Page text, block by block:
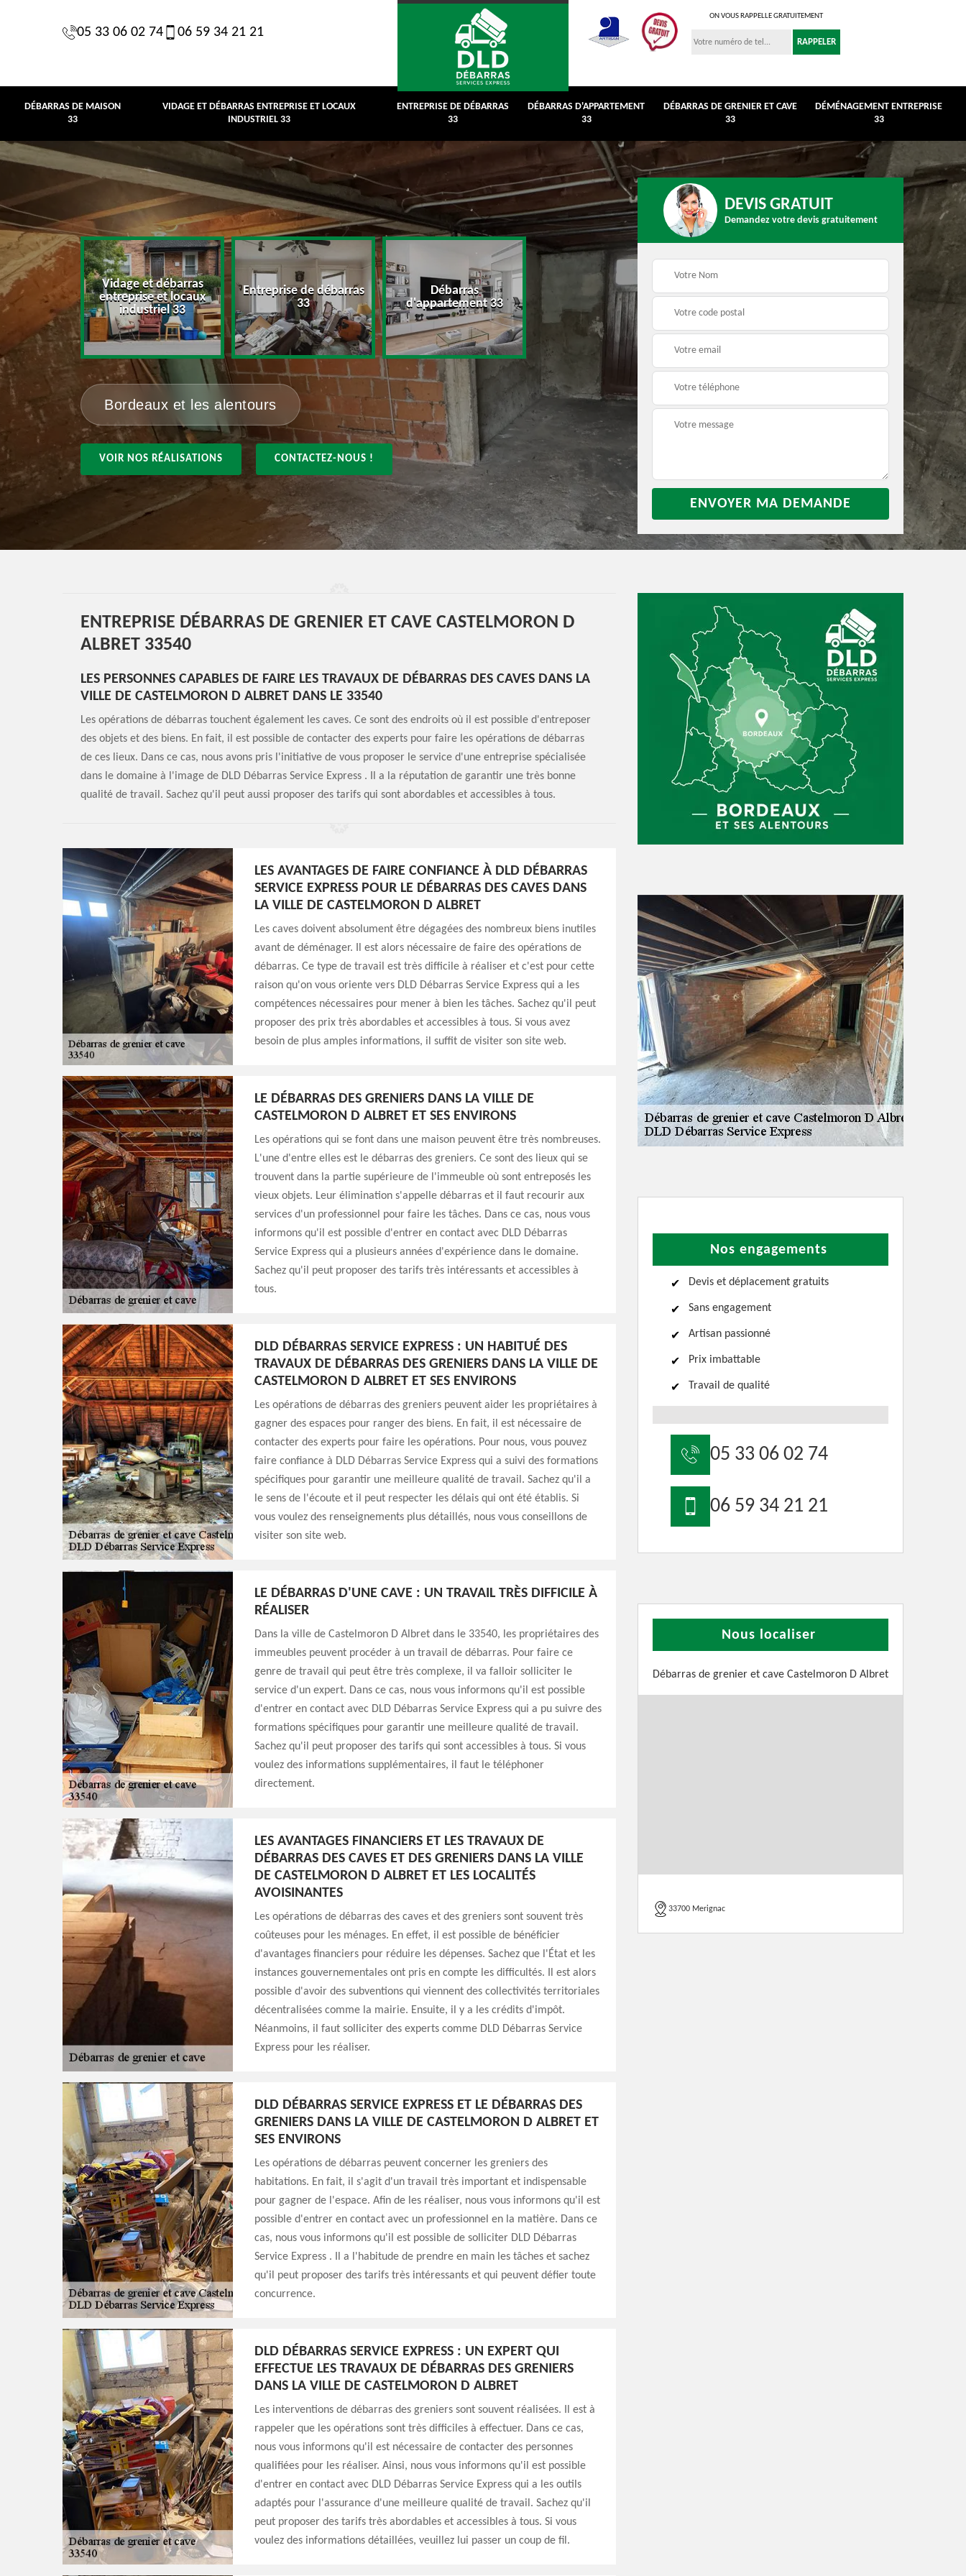
05 33 06 02 74 06 59 34 21 21
ON VOUS RAPPELLE GRATUITEMENT
DÉBARRAS DE MAISON
33
VIDAGE ET DÉBARRAS ENTREPRISE ET LOCAUX
INDUSTRIEL 33
ENTREPRISE DE DÉBARRAS
33
DÉBARRAS D'APPARTEMENT
33
DÉBARRAS DE GRENIER ET CAVE
33
DÉMÉNAGEMENT ENTREPRISE
33
maison 33
Vidage et débarras
entreprise et locaux
industriel 33
Entreprise de débarras
33
Débarras
d'appartement 33
Débarras de grenier et
cave 33
Déménagement
Débarras de maison
Bordeaux et les alentours
VOIR NOS RÉALISATIONS CONTACTEZ-NOUS !
DEVIS GRATUIT
Demandez votre devis gratuitement
ENTREPRISE DÉBARRAS DE GRENIER ET CAVE CASTELMORON D
ALBRET 33540
LES PERSONNES CAPABLES DE FAIRE LES TRAVAUX DE DÉBARRAS DES CAVES DANS LA
VILLE DE CASTELMORON D ALBRET DANS LE 33540
Les opérations de débarras touchent également les caves. Ce sont des endroits où il est possible d'entreposer
des objets et des biens. En fait, il est possible de contacter des experts pour faire les opérations de débarras
de ces lieux. Dans ce cas, nous avons pris l'initiative de vous proposer le service d'une entreprise spécialisée
dans le domaine à l'image de DLD Débarras Service Express . Il a la réputation de garantir une très bonne
qualité de travail. Sachez qu'il peut aussi proposer des tarifs qui sont abordables et accessibles à tous.
LES AVANTAGES DE FAIRE CONFIANCE À DLD DÉBARRAS
SERVICE EXPRESS POUR LE DÉBARRAS DES CAVES DANS
LA VILLE DE CASTELMORON D ALBRET
Les caves doivent absolument être dégagées des nombreux biens inutiles
avant de déménager. Il est alors nécessaire de faire des opérations de
débarras. Ce type de travail est très difficile à réaliser et c'est pour cette
raison qu'on vous oriente vers DLD Débarras Service Express qui a les
compétences nécessaires pour mener à bien les tâches. Sachez qu'il peut
proposer des prix très abordables et accessibles à tous. Si vous avez
besoin de plus amples informations, il suffit de visiter son site web.
LE DÉBARRAS DES GRENIERS DANS LA VILLE DE
CASTELMORON D ALBRET ET SES ENVIRONS
Les opérations qui se font dans une maison peuvent être très nombreuses.
L'une d'entre elles est le débarras des greniers. Ce sont des lieux qui se
trouvent dans la partie supérieure de l'immeuble où sont entreposés les
vieux objets. Leur élimination s'appelle débarras et il faut recourir aux
services d'un professionnel pour faire les tâches. Dans ce cas, nous vous
informons qu'il est possible d'entrer en contact avec DLD Débarras
Service Express qui a plusieurs années d'expérience dans le domaine.
Sachez qu'il peut proposer des tarifs très intéressants et accessibles à
tous.
DLD DÉBARRAS SERVICE EXPRESS : UN HABITUÉ DES
TRAVAUX DE DÉBARRAS DES GRENIERS DANS LA VILLE DE
CASTELMORON D ALBRET ET SES ENVIRONS
Les opérations de débarras des greniers peuvent aider les propriétaires à
gagner des espaces pour ranger des biens. En fait, il est nécessaire de
contacter des experts pour faire les opérations. Pour nous, vous pouvez
faire confiance à DLD Débarras Service Express qui a suivi des formations
spécifiques pour garantir une meilleure qualité de travail. Sachez qu'il a
le sens de l'écoute et il peut respecter les délais qui ont été établis. Si
vous voulez des renseignements plus détaillés, nous vous conseillons de
visiter son site web.
LE DÉBARRAS D'UNE CAVE : UN TRAVAIL TRÈS DIFFICILE À
RÉALISER
Dans la ville de Castelmoron D Albret dans le 33540, les propriétaires des
immeubles peuvent procéder à un travail de débarras. Pour faire ce
genre de travail qui peut être très complexe, il va falloir solliciter le
service d'un expert. Dans ce cas, nous vous informons qu'il est possible
d'entrer en contact avec DLD Débarras Service Express qui a pu suivre des
formations spécifiques pour garantir une meilleure qualité de travail.
Sachez qu'il peut proposer des tarifs qui sont accessibles à tous. Si vous
voulez des informations supplémentaires, il faut le téléphoner
directement.
LES AVANTAGES FINANCIERS ET LES TRAVAUX DE
DÉBARRAS DES CAVES ET DES GRENIERS DANS LA VILLE
DE CASTELMORON D ALBRET ET LES LOCALITÉS
AVOISINANTES
Les opérations de débarras des caves et des greniers sont souvent très
coûteuses pour les ménages. En effet, il est possible de bénéficier
d'avantages financiers pour réduire les dépenses. Sachez que l'État et les
instances gouvernementales ont pris en compte les difficultés. Il est alors
possible d'avoir des subventions qui viennent des collectivités territoriales
décentralisées comme la mairie. Ensuite, il y a les crédits d'impôt.
Néanmoins, il faut solliciter des experts comme DLD Débarras Service
Express pour les réaliser.
DLD DÉBARRAS SERVICE EXPRESS ET LE DÉBARRAS DES
GRENIERS DANS LA VILLE DE CASTELMORON D ALBRET ET
SES ENVIRONS
Les opérations de débarras peuvent concerner les greniers des
habitations. En fait, il s'agit d'un travail très important et indispensable
pour gagner de l'espace. Afin de les réaliser, nous vous informons qu'il est
possible d'entrer en contact avec un professionnel en la matière. Dans ce
cas, nous vous informons qu'il est possible de solliciter DLD Débarras
Service Express . Il a l'habitude de prendre en main les tâches et sachez
qu'il peut proposer des tarifs très intéressants et qui peuvent défier toute
concurrence.
DLD DÉBARRAS SERVICE EXPRESS : UN EXPERT QUI
EFFECTUE LES TRAVAUX DE DÉBARRAS DES GRENIERS
DANS LA VILLE DE CASTELMORON D ALBRET
Les interventions de débarras des greniers sont souvent réalisées. Il est à
rappeler que les opérations sont très difficiles à effectuer. Dans ce cas,
nous vous informons qu'il est nécessaire de contacter des personnes
qualifiées pour les réaliser. Ainsi, nous vous informons qu'il est possible
d'entrer en contact avec DLD Débarras Service Express qui a les outils
adaptés pour l'assurance d'une meilleure qualité de travail. Sachez qu'il
peut proposer des tarifs très abordables et accessibles à tous. Si vous
voulez des informations détaillées, veuillez lui passer un coup de fil.
Nos engagements
Devis et déplacement gratuits
Sans engagement
Artisan passionné
Prix imbattable
Travail de qualité
05 33 06 02 74
06 59 34 21 21
Nous localiser
Débarras de grenier et cave Castelmoron D Albret
33700 Merignac